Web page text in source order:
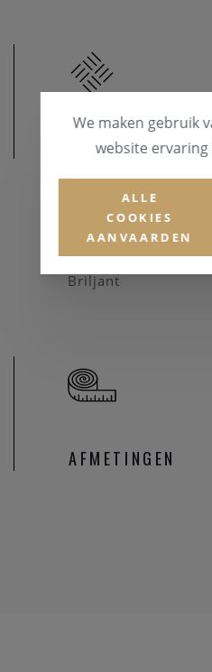
MATERIAAL
Goud 14 karaat
EDELSTENEN
Briljant
AFMETINGEN
We maken gebruik
website
ALLE
COOKIES
AANVAARDEN